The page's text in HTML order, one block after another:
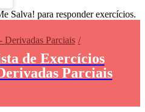
Salva! para responder exercícios.
Derivadas Parciais
de Exercícios
Parciais